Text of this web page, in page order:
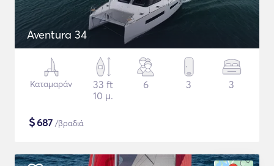
Aventura 34
Καταμαράν
33 ft
10 μ.
6 3 3
$687 /βραδιά